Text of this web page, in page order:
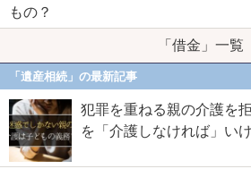
もの？
「借金」一覧
「遺産相続」の最新記事
犯罪を重ねる親の介護を
を「介護しなければ」い